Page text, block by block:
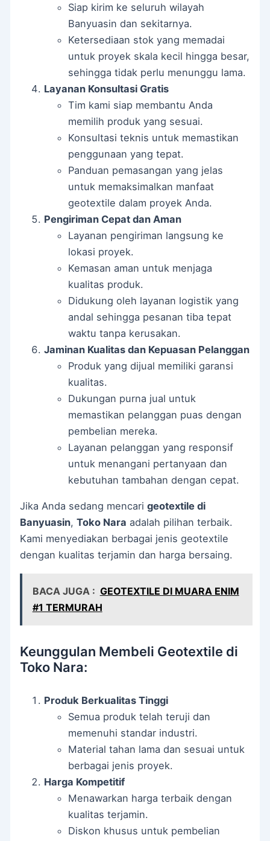
Siap kirim ke seluruh wilayah
Banyuasin dan sekitarnya.
Ketersediaan stok yang memadai
untuk proyek skala kecil hingga besar,
sehingga tidak perlu menunggu lama.
Layanan Konsultasi Gratis
Tim kami siap membantu Anda
memilih produk yang sesuai.
Konsultasi teknis untuk memastikan
penggunaan yang tepat.
Panduan pemasangan yang jelas
untuk memaksimalkan manfaat
geotextile dalam proyek Anda.
Pengiriman Cepat dan Aman
Layanan pengiriman langsung ke
lokasi proyek.
Kemasan aman untuk menjaga
kualitas produk.
Didukung oleh layanan logistik yang
andal sehingga pesanan tiba tepat
waktu tanpa kerusakan.
Jaminan Kualitas dan Kepuasan Pelanggan
Produk yang dijual memiliki garansi
kualitas.
Dukungan purna jual untuk
memastikan pelanggan puas dengan
pembelian mereka.
Layanan pelanggan yang responsif
untuk menangani pertanyaan dan
kebutuhan tambahan dengan cepat.
Jika Anda sedang mencarigeotextile di
Banyuasin,Toko Nara adalah pilihan terbaik.
Kami menyediakan berbagai jenis geotextile
dengan kualitas terjamin dan harga bersaing.
BACA JUGA : GEOTEXTILE DI MUARA ENIM
#1 TERMURAH
Keunggulan Membeli Geotextile di
Toko Nara:
Produk Berkualitas Tinggi
Semua produk telah teruji dan
memenuhi standar industri.
Material tahan lama dan sesuai untuk
berbagai jenis proyek.
Harga Kompetitif
Menawarkan harga terbaik dengan
kualitas terjamin.
Diskon khusus untuk pembelian